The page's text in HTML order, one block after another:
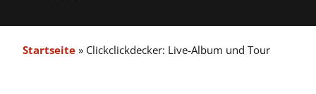
Startseite » Clickclickdecker: Live-Album und Tour